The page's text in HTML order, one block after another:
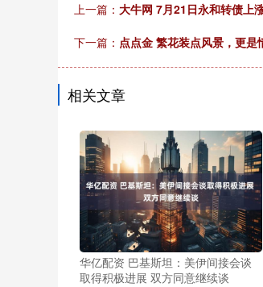
上一篇： 大牛网 7月21日永和转债上
下一篇： 点点金 繁花装点风景，更
相关文章
华亿配资 巴基斯坦：美伊间接会谈
取得积极进展 双方同意继续谈